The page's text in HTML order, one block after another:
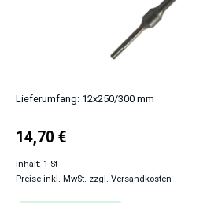
Lieferumfang: 12x250/300 mm
Regulärer Preis:
14,70 €
Inhalt: 1 St
Preise inkl. MwSt. zzgl. Versandkosten